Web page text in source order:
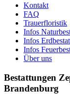
Kontakt
FAQ
Trauerfloristik
Infos
Infos
Infos
Über uns
Bestattungen
Brandenburg